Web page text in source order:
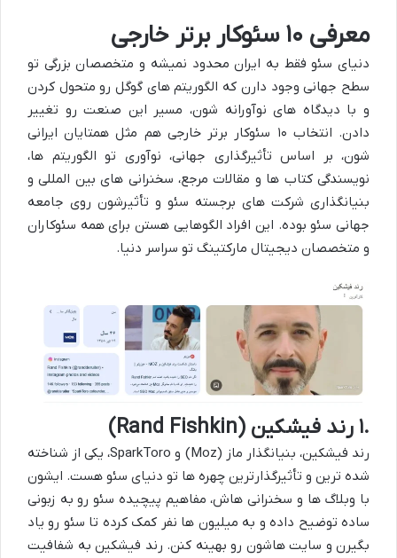
معرفی ۱۰ سئوکار برتر خارجی
دنیای سئو فقط به ایران محدود نمیشه و متخصصان بزرگی تو
سطح جهانی وجود دارن که الگوریتم های گوگل رو متحول کردن
و با دیدگاه های نوآورانه شون، مسیر این صنعت رو تغییر
دادن. انتخاب ۱۰ سئوکار برتر خارجی هم مثل همتایان ایرانی
شون، بر اساس تأثیرگذاری جهانی، نوآوری تو الگوریتم ها،
نویسندگی کتاب ها و مقالات مرجع، سخنرانی های بین المللی و
بنیانگذاری شرکت های برجسته سئو و تأثیرشون روی جامعه
جهانی سئو بوده. این افراد الگوهایی هستن برای همه سئوکاران
و متخصصان دیجیتال مارکتینگ تو سراسر دنیا.
۱. رند فیشکین (Rand Fishkin
)
رند فیشکین، بنیانگذار ماز (Moz) و SparkToro، یکی از شناخته
شده ترین و تأثیرگذارترین چهره ها تو دنیای سئو هست. ایشون
با وبلاگ ها و سخنرانی هاش، مفاهیم پیچیده سئو رو به زبونی
ساده توضیح داده و به میلیون ها نفر کمک کرده تا سئو رو یاد
بگیرن و سایت هاشون رو بهینه کنن. رند فیشکین به شفافیت